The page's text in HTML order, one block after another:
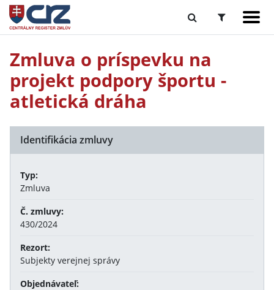
Zmluva o príspevku na
projekt podpory športu -
atletická dráha
Identifikácia zmluvy
Typ:
Zmluva
Č. zmluvy:
430/2024
Rezort:
Subjekty verejnej správy
Objednávateľ: